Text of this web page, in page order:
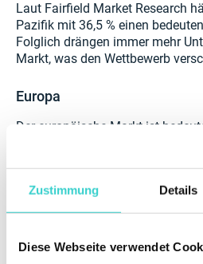
Zustimmung Details
Diese Webseite verwendet
Laut Fairfield Market Research
Pazifik mit 36,5 % einen
Folglich drängen immer mehr
Markt, was den Wettbewerb
Europa
Der europäische Markt ist
erwarteten CAGR von 9,8% von
Custom Market Insights. Die
Großbritannien
Frankreich.
Smartphones in Europa wird